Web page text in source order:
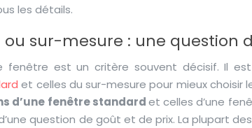
les détails.
sur-mesure : une question
fenêtre est un critère souvent décisif. Il
et celles du sur-mesure pour mieux
d’une fenêtre standardet celles d’une
question de goût et de prix. La plupart